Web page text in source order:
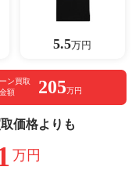
5.5万円
ン買取
額
205万円
価格よりも
万円